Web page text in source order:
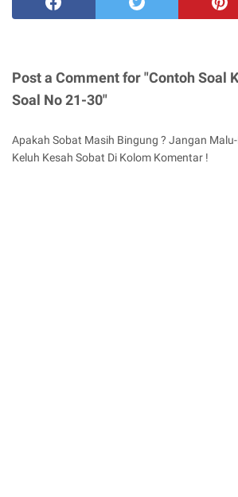
Post a Comment for "Contoh Soal
Soal No 21-30"
Apakah Sobat Masih Bingung ? Jangan
Keluh Kesah Sobat Di Kolom Komentar !